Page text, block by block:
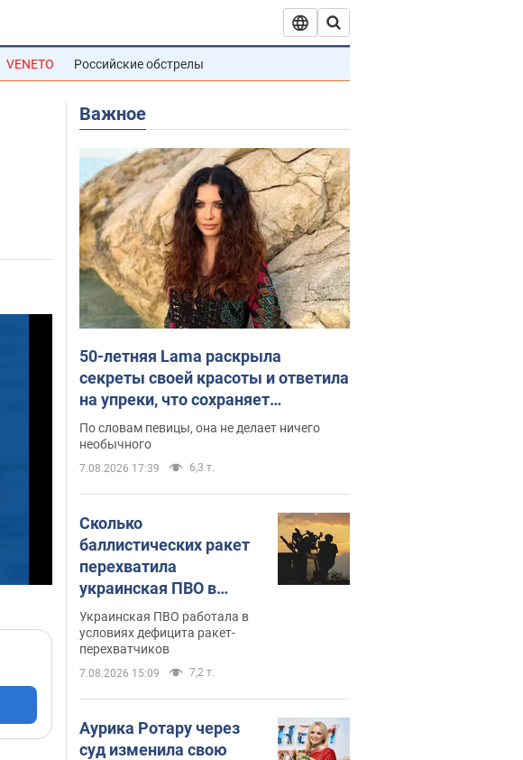
VENETO Российские обстрелы
Важное
50-летняя Lama раскрыла
секреты своей красоты и ответила
на упреки, что сохраняет
молодость, ведь у нее нет детей
По словам певицы, она не делает ничего
необычного
7.08.2026 17:39 6,3 т.
Сколько
баллистических ракет
перехватила
украинская ПВО в
июле: в Минобороны
назвали цифру
Украинская ПВО работала в
условиях дефицита ракет-
перехватчиков
7.08.2026 15:09 7,2 т.
Аурика Ротару через
суд изменила свою